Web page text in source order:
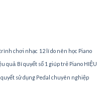
chơi nhạc 12 lí do nên học Piano
quả Bí quyết số 1 giúp trẻ Piano HIỆU
quyết sử dụng Pedal chuyên nghiệp